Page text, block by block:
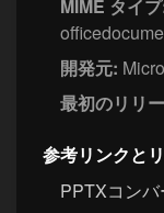
MIME タイ
開発元:
最初のリリ
参考リンクと
PPTXコン